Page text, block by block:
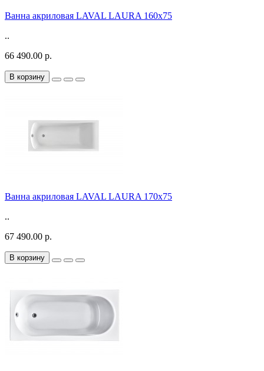
Ванна акриловая LAVAL LAURA 160x75
..
66 490.00 р.
В корзину
Ванна акриловая LAVAL LAURA 170x75
..
67 490.00 р.
В корзину